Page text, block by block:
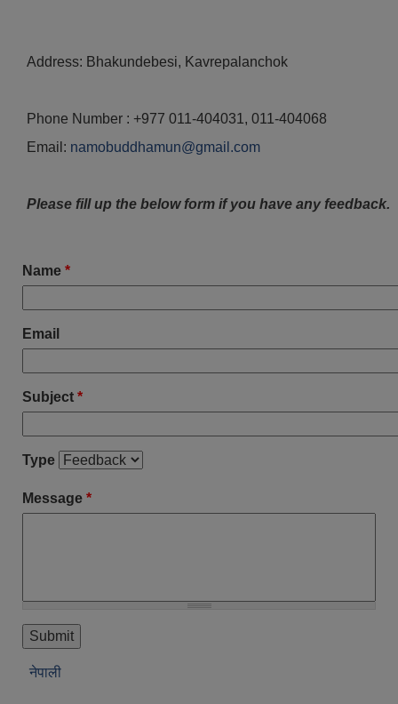
Address: Bhakundebesi, Kavrepalanchok
Phone Number : +977 011-404031, 011-404068
Email: namobuddhamun@gmail.com
Please fill up the below form if you have any feedback.
Name *
Email
Subject *
Type
Message *
नेपाली